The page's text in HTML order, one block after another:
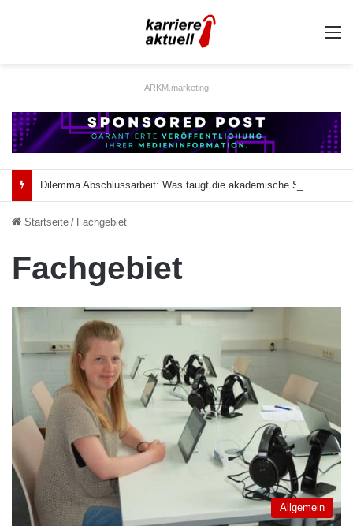
ARKM.marketing
Startseite / Fachgebiet
Fachgebiet
Allgemein